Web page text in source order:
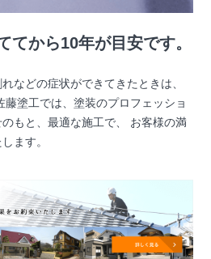
てから10年が目安です。
などの症状ができてきたときは、
塗工では、塗装のプロフェッショ
もと、最適な施工で、 お客様の満
ます。